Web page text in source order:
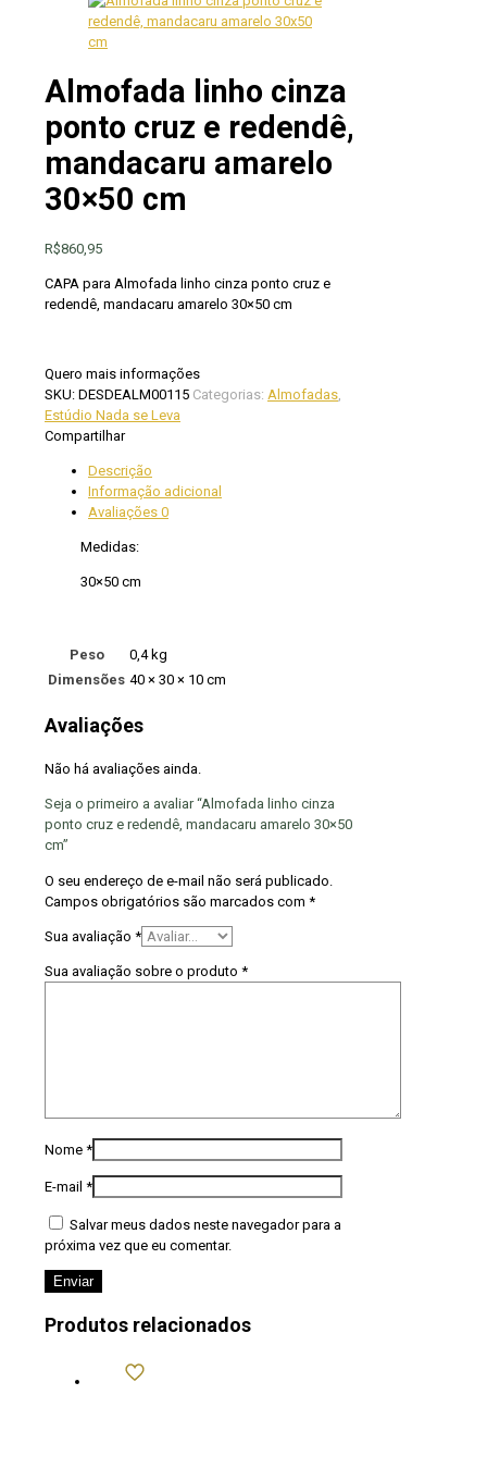
Almofada linho cinza
ponto cruz e redendê,
mandacaru amarelo
30×50 cm
R$860,95
CAPA para Almofada linho cinza ponto cruz e
redendê, mandacaru amarelo 30×50 cm
Quero mais informações
SKU: DESDEALM00115 Categorias: Almofadas
Estúdio Nada se Leva
Compartilhar
Descrição
Informação adicional
Avaliações 0
Medidas:
30×50 cm
Peso
0,4 kg
Dimensões 40 × 30 × 10 cm
Avaliações
Não há avaliações ainda.
Seja o primeiro a avaliar “Almofada linho cinza
ponto cruz e redendê, mandacaru amarelo 30×50
cm”
O seu endereço de e-mail não será publicado.
Campos obrigatórios são marcados com *
Sua avaliação *
Sua avaliação sobre o produto *
Nome *
E-mail *
Salvar meus dados neste navegador para a
próxima vez que eu comentar.
Produtos relacionados